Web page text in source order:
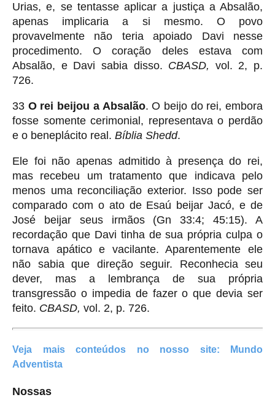
Urias, e, se tentasse aplicar a justiça a Absalão,
apenas implicaria a si mesmo. O povo
provavelmente não teria apoiado Davi nesse
procedimento. O coração deles estava com
Absalão, e Davi sabia disso. CBASD, vol. 2, p.
726.
33 O rei beijou a Absalão. O beijo do rei, embora
fosse somente cerimonial, representava o perdão
e o beneplácito real. Bíblia Shedd.
Ele foi não apenas admitido à presença do rei,
mas recebeu um tratamento que indicava pelo
menos uma reconciliação exterior. Isso pode ser
comparado com o ato de Esaú beijar Jacó, e de
José beijar seus irmãos (Gn 33:4; 45:15). A
recordação que Davi tinha de sua própria culpa o
tornava apático e vacilante. Aparentemente ele
não sabia que direção seguir. Reconhecia seu
dever, mas a lembrança de sua própria
transgressão o impedia de fazer o que devia ser
feito. CBASD, vol. 2, p. 726.
Veja mais conteúdos no nosso site:
Mundo
Adventista
Nossas